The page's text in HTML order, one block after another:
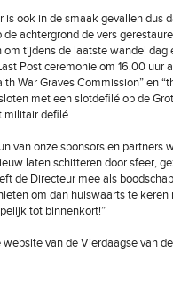
ook in de smaak gevallen dus
achtergrond de vers
tijdens de laatste wandel dag
Post ceremonie om 16.00 uur
War Graves Commission” en
met een slotdefilé op de
militair defilé.
van onze sponsors en partners
laten schitteren door sfeer,
de Directeur mee als
om dan huiswaarts te
tot binnenkort!”
van de Vierdaagse van